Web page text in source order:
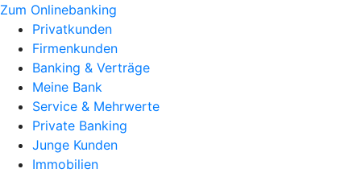
Zum Onlinebanking
Privatkunden
Firmenkunden
Banking & Verträge
Meine Bank
Service & Mehrwerte
Private Banking
Junge Kunden
Immobilien